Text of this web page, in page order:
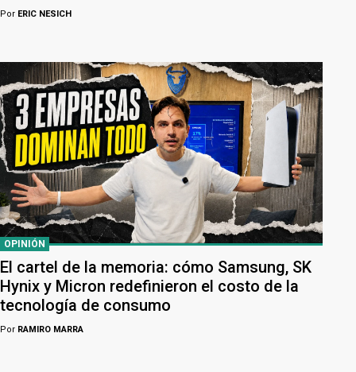
Por ERIC NESICH
OPINIÓN
El cartel de la memoria: cómo Samsung, SK
Hynix y Micron redefinieron el costo de la
tecnología de consumo
Por RAMIRO MARRA